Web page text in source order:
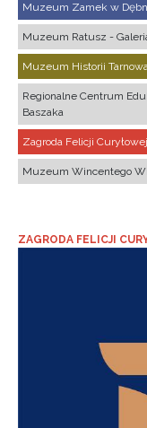
Muzeum Zamek w
Muzeum Ratusz -
Muzeum Historii
Regionalne Centrum
Baszaka
Zagroda Felicji
Muzeum Wincentego
ZAGRODA FELICJI